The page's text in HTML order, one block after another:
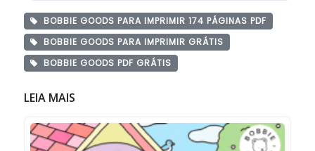
BOBBIE GOODS PARA IMPRIMIR 174 PÁGINAS PDF
BOBBIE GOODS PARA IMPRIMIR GRÁTIS
BOBBIE GOODS PDF GRÁTIS
LEIA MAIS